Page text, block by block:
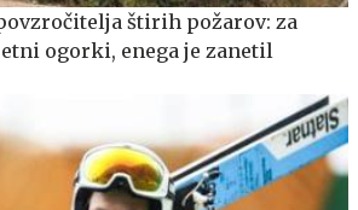
štirih požarov: za
ogorki, enega je zanetil